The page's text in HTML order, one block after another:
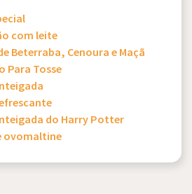
com leite
Beterraba, Cenoura e Maçã
Para Tosse
do Harry Potter
ovomaltine